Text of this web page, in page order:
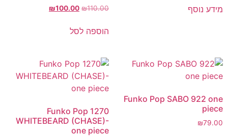
מידע נוסף ₪110.00
₪100.00
הוספה לסל
Funko Pop SABO 922 one
piece
₪79.00
Funko Pop 1270
WHITEBEARD (CHASE)-
one piece